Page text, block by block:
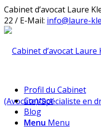
Cabinet d’avocat Laure
22 / E-Mail: info@laure-
Profil du Cabinet
Contact
Blog
Menu Menu